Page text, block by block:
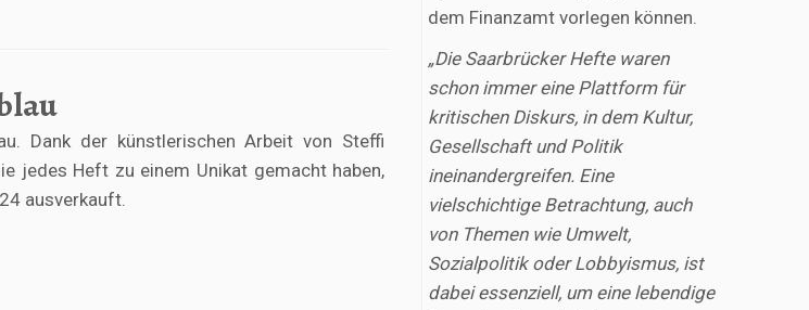
Dank der künstlerischen Arbeit von Steffi
jedes Heft zu einem Unikat gemacht haben,
ausverkauft.
dem Finanzamt vorlegen können.
„Die Saarbrücker Hefte waren
schon immer eine Plattform für
kritischen Diskurs, in dem Kultur,
Gesellschaft und Politik
ineinandergreifen. Eine
vielschichtige Betrachtung, auch
von Themen wie Umwelt,
Sozialpolitik oder Lobbyismus, ist
dabei essenziell, um eine lebendige